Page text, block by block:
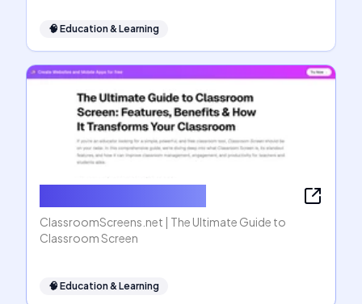
🧠 Education & Learning
ClassroomScreens.net | The Ultimate Guide to
Classroom Screen
🧠 Education & Learning